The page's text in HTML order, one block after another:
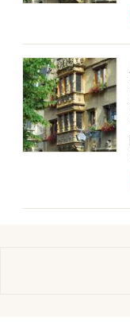
Spectacles
Concerts
Sports
Nantes
Nice
Paris
Strasbourg